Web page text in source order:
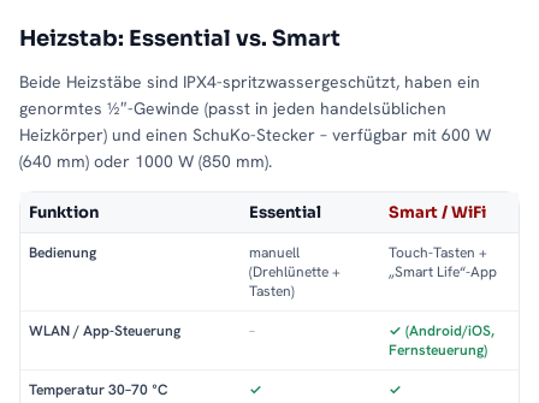
Heizstab: Essential vs. Smart
Beide Heizstäbe sind IPX4-spritzwassergeschützt, haben ein
genormtes ½″-Gewinde (passt in jeden handelsüblichen
Heizkörper) und einen SchuKo-Stecker – verfügbar mit 600 W
(640 mm) oder 1000 W (850 mm).
Funktion Essential Smart / WiFi
Bedienung
manuell
(Drehlünette +
Tasten)
Touch-Tasten +
„Smart Life“-App
WLAN / App-Steuerung –
✓ (Android/iOS,
Fernsteuerung)
Temperatur 30–70 °C ✓ ✓